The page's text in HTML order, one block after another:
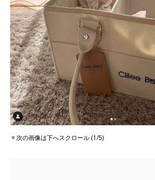
▼次の画像は下へスクロール (1/5)